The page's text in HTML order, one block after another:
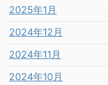
2025年1月
2024年12月
2024年11月
2024年10月